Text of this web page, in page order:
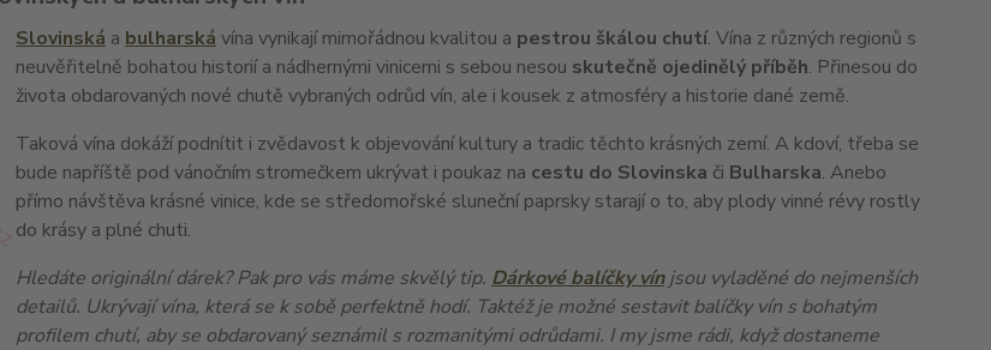
Slovinská a bulharská vína vynikají mimořádnou kvalitou a pestrou škálou chutí. Vína z různých regionů s
neuvěřitelně bohatou historií a nádhernými vinicemi s sebou nesou skutečně ojedinělý příběh. Přinesou do
života obdarovaných nové chutě vybraných odrůd vín, ale i kousek z atmosféry a historie dané země.
Taková vína dokáží podnítit i zvědavost k objevování kultury a tradic těchto krásných zemí. A kdoví, třeba se
bude napříště pod vánočním stromečkem ukrývat i poukaz na cestu do Slovinska či Bulharska. Anebo
přímo návštěva krásné vinice, kde se středomořské sluneční paprsky starají o to, aby plody vinné révy rostly
do krásy a plné chuti.
Hledáte originální dárek? Pak pro vás máme skvělý tip. Dárkové balíčky vínjsou vyladěné do nejmenších
detailů. Ukrývají vína, která se k sobě perfektně hodí. Taktéž je možné sestavit balíčky vín s bohatým
profilem chutí, aby se obdarovaný seznámil s rozmanitými odrůdami. I my jsme rádi, když dostaneme